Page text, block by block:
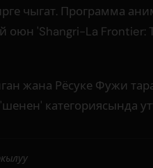
чыгат. Программа
'Shangri-La Frontier:
жана Рёсуке Фужи
категориясында